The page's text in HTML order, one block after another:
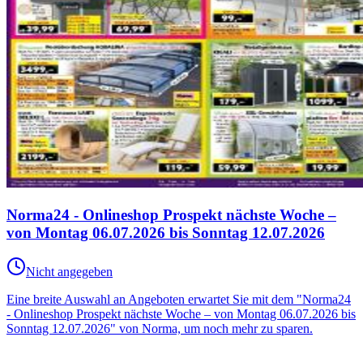
Norma24 - Onlineshop Prospekt nächste Woche –
von Montag 06.07.2026 bis Sonntag 12.07.2026
Nicht angegeben
Eine breite Auswahl an Angeboten erwartet Sie mit dem "Norma24
- Onlineshop Prospekt nächste Woche – von Montag 06.07.2026 bis
Sonntag 12.07.2026" von Norma, um noch mehr zu sparen.